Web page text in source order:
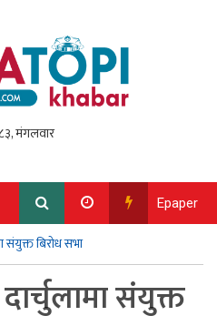
Epaper
संयुक्त बिरोध सभा
संयुक्त